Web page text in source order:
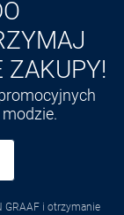
ZAKUPY!
GRAAF i otrzymanie